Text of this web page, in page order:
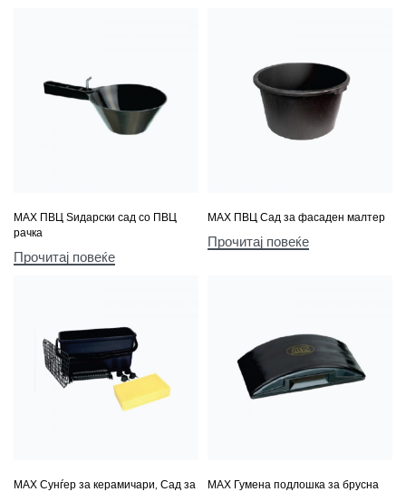
МАХ ПВЦ Ѕидарски сад со ПВЦ
рачка
Прочитај повеќе
МАХ ПВЦ Сад за фасаден малтер
Прочитај повеќе
МАХ Сунѓер за керамичари, Сад за
МАХ Гумена подлошка за брусна